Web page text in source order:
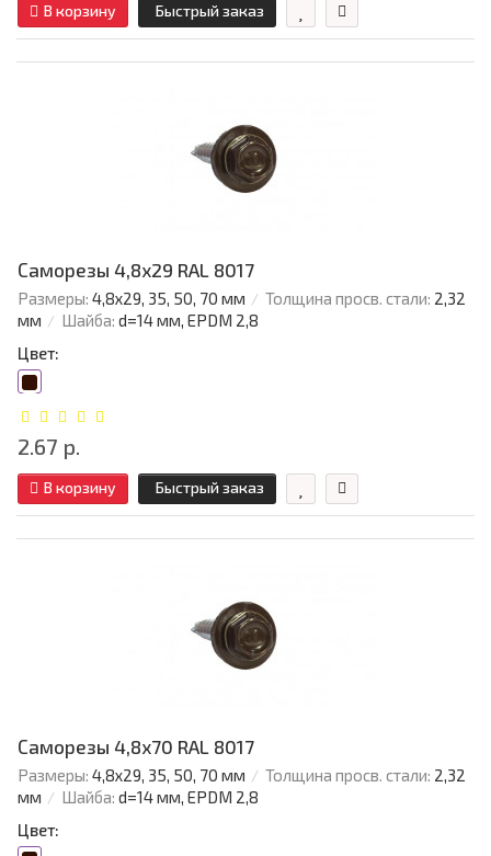
В корзину Быстрый заказ
Саморезы 4,8х29 RAL 8017
Размеры: 4,8х29, 35, 50, 70 мм Толщина просв. стали: 2,32
мм
Шайба: d=14 мм, EPDM 2,8
Цвет:
2.67 р.
В корзину Быстрый заказ
Саморезы 4,8х70 RAL 8017
Размеры: 4,8х29, 35, 50, 70 мм Толщина просв. стали: 2,32
мм
Шайба: d=14 мм, EPDM 2,8
Цвет: